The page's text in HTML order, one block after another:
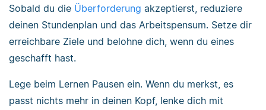
Sobald du die Überforderung akzeptierst, reduziere
deinen Stundenplan und das Arbeitspensum. Setze dir
erreichbare Ziele und belohne dich, wenn du eines
geschafft hast.
Lege beim Lernen Pausen ein. Wenn du merkst, es
passt nichts mehr in deinen Kopf, lenke dich mit